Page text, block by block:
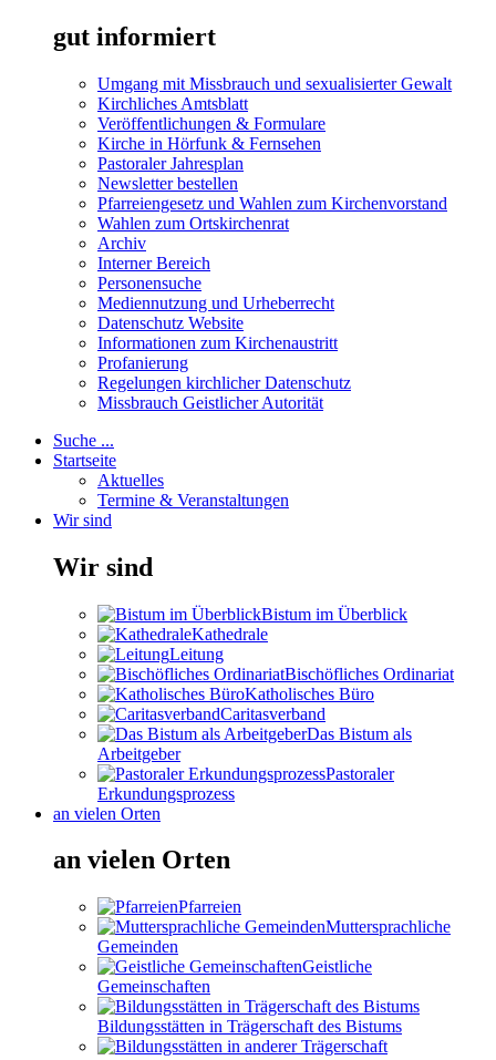
gut informiert
Umgang mit Missbrauch und sexualisierter Gewalt
Kirchliches Amtsblatt
Veröffentlichungen & Formulare
Kirche in Hörfunk & Fernsehen
Pastoraler Jahresplan
Newsletter bestellen
Pfarreiengesetz und Wahlen zum Kirchenvorstand
Wahlen zum Ortskirchenrat
Archiv
Interner Bereich
Personensuche
Mediennutzung und Urheberrecht
Datenschutz Website
Informationen zum Kirchenaustritt
Profanierung
Regelungen kirchlicher Datenschutz
Missbrauch Geistlicher Autorität
Suche ...
Startseite
Aktuelles
Termine & Veranstaltungen
Wir sind
Wir sind
Bistum im Überblick
Kathedrale
Leitung
Bischöfliches Ordinariat
Katholisches Büro
Caritasverband
Das Bistum als
Arbeitgeber
Pastoraler
Erkundungsprozess
an vielen Orten
an vielen Orten
Pfarreien
Muttersprachliche
Gemeinden
Geistliche
Gemeinschaften
Bildungsstätten in Trägerschaft des Bistums